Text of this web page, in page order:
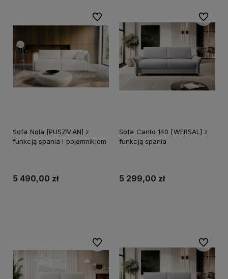
Sofa Nola [PUSZMAN] z
funkcją spania i pojemnikiem
5 490,00 zł
Do ulubionych
Sofa Canto 140 [WERSAL] z
funkcją spania
5 299,00 zł
Do
Do ulubionych Do